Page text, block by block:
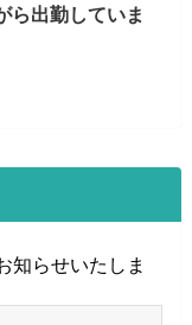
ら出勤していま
知らせいたしま